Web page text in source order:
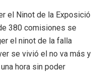
el Ninot de la Exposició
380 comisiones se
el ninot de la falla
se vivió el no va más y
hora sin poder